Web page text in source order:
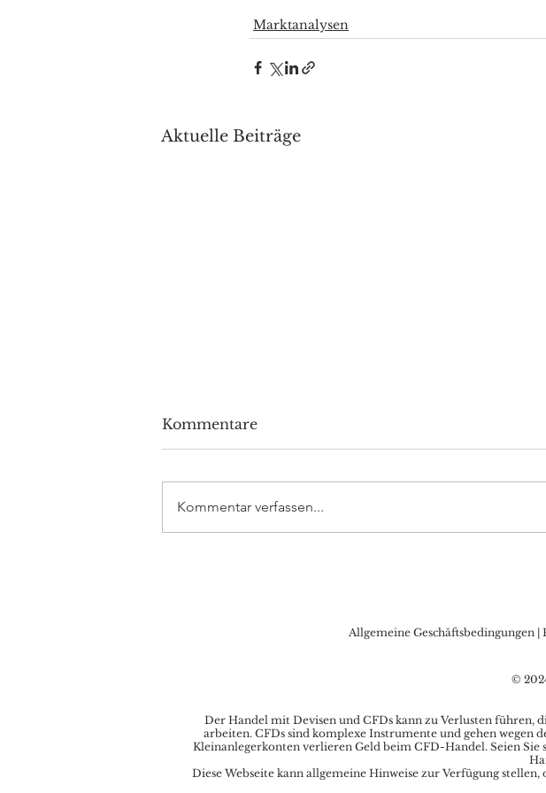
Marktanalysen
Aktuelle Beiträge
Kommentare
Kommentar verfassen...
Allgemeine Geschäftsbedingungen |
©
Der Handel mit Devisen und CFDs kann zu Verlusten führen,
arbeiten. CFDs sind komplexe Instrumente und gehen wegen
Kleinanlegerkonten verlieren Geld beim CFD-Handel. Seien Sie
Diese Webseite kann allgemeine Hinweise zur Verfügung